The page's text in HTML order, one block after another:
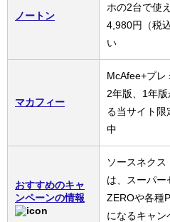
ノートン
ホの2台で使
4,980円（税
い
マカフィー
McAfee+プレ
2年版、1年
る当サイト限
中
おすすめのキャ
ンペーンの情報
ソースネク
は、スーパー
ZEROや各種
になるキャン